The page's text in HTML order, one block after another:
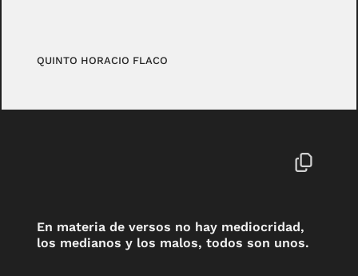
QUINTO HORACIO FLACO
En materia de versos no hay mediocridad,
los medianos y los malos, todos son unos.